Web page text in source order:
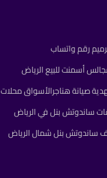
رقم واتساب
أسمنت للبيع الرياض
صيانة هناجرالأسواق محلات
ساندوتش بنل في الرياض
ساندوتش بنل شمال الرياض